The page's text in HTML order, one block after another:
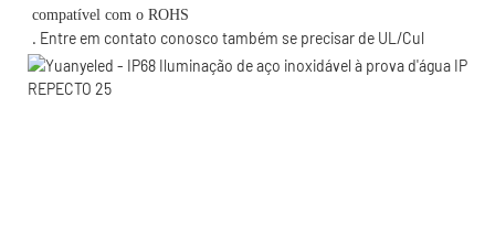
. Entre em contato conosco também se precisar de UL/Cul